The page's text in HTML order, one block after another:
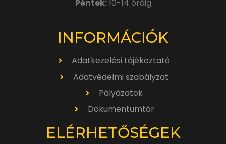
Péntek:10-14 óráig
INFORMÁCIÓK
Adatkezelési tájékoztató
Adatvédelmi szabályzat
Pályázatok
Dokumentumtár
ELÉRHETŐSÉGEK